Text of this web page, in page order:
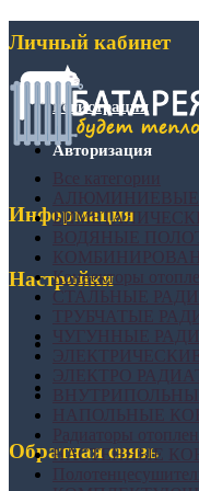
Личный кабинет
Регистрация
Авторизация
Информация
Настройки
Обратная связь
Конвекторы
СТАЛЬНЫЕ
НАСТЕННЫЕ